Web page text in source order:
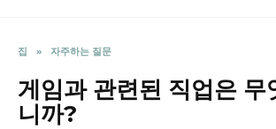
집 » 자주하는 질문
게임과 관련된 직업은 무
니까?